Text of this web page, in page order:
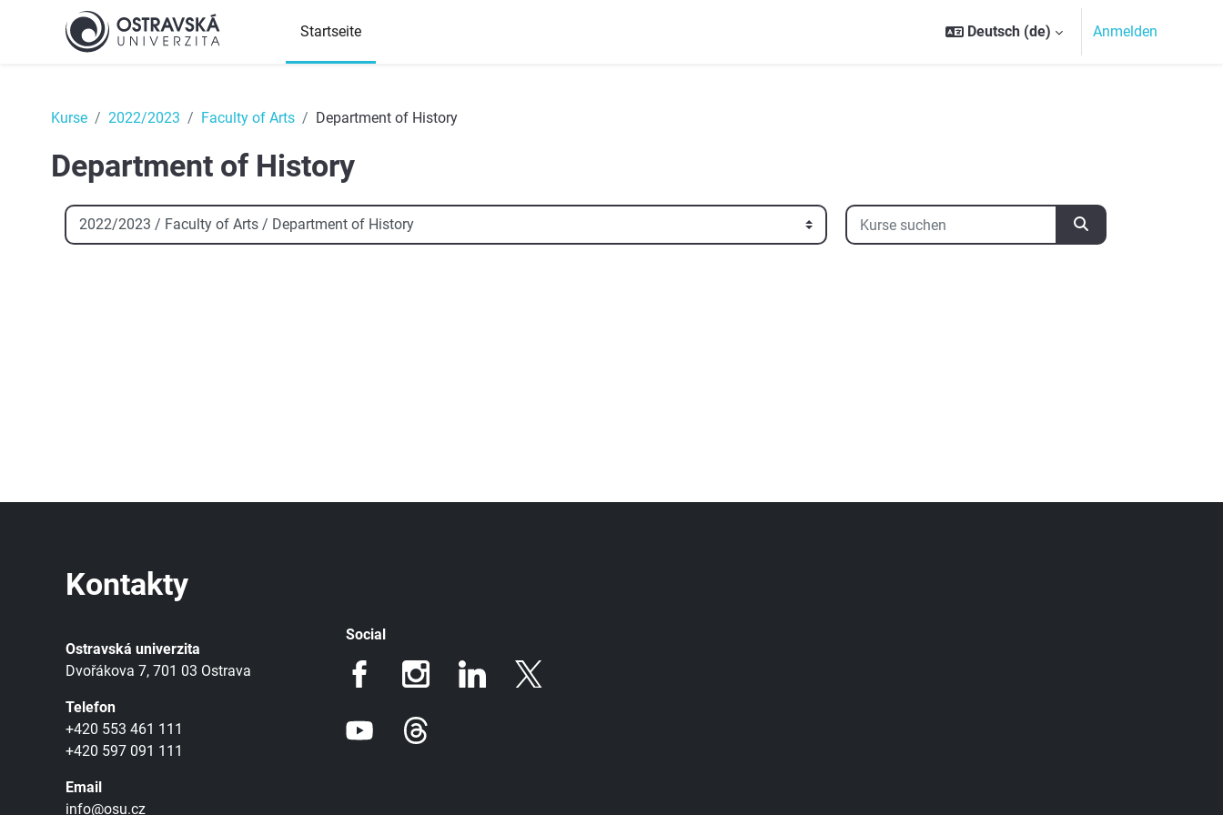
Zum Hauptinhalt
Startseite
Deutsch ‎(de)‎ Anmelden
Kurse 2022/2023 Faculty of Arts Department of History
Department of History
Kursbereiche Kurse suchen
Kurse suchen
Kontakty
Ostravská univerzita
Dvořákova 7, 701 03 Ostrava
Telefon
+420 553 461 111
+420 597 091 111
Email
info@osu.cz
Social